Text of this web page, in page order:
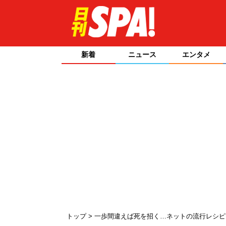
新着 ニュース エンタメ
トップ 一歩間違えば死を招く…ネットの流行レシ